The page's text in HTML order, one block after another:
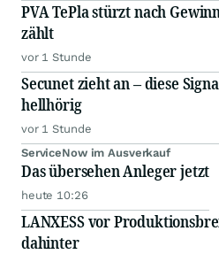
PVA TePla stürzt nach
zählt
vor 1 Stunde
Secunet zieht an – diese
hellhörig
vor 1 Stunde
ServiceNow im Ausverkauf
Das übersehen Anleger jetzt
heute 10:26
LANXESS vor
dahinter